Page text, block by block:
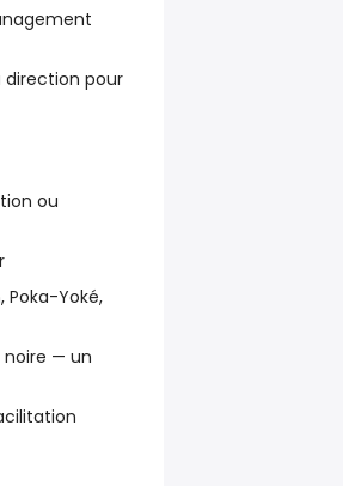
direction pour
ou
Poka-Yoké,
noire — un